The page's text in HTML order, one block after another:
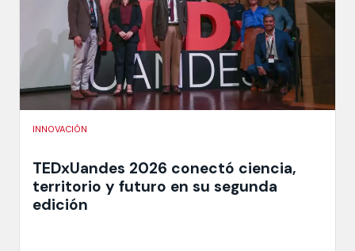
INNOVACIÓN
TEDxUandes 2026 conectó ciencia,
territorio y futuro en su segunda
edición